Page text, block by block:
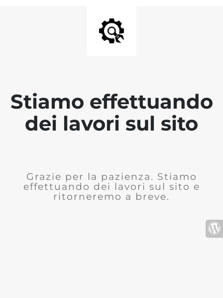
Stiamo effettuando
dei lavori sul sito
Grazie per la pazienza. Stiamo
effettuando dei lavori sul sito e
ritorneremo a breve.